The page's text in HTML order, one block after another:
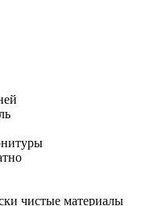
чистые материалы